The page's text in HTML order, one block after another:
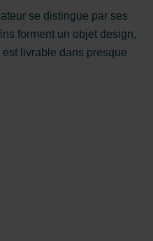
se distingue par ses
forment un objet design,
livrable dans presque